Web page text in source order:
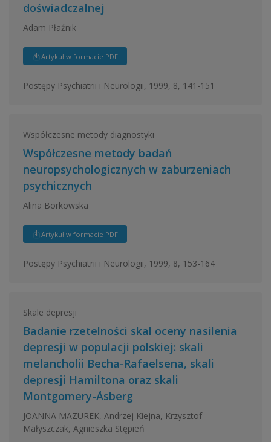
doświadczalnej
Adam Płaźnik
Artykuł w formacie PDF
Postępy Psychiatrii i Neurologii, 1999, 8, 141-151
Współczesne metody diagnostyki
Współczesne metody badań
neuropsychologicznych w zaburzeniach
psychicznych
Alina Borkowska
Artykuł w formacie PDF
Postępy Psychiatrii i Neurologii, 1999, 8, 153-164
Skale depresji
Badanie rzetelności skal oceny nasilenia
depresji w populacji polskiej: skali
melancholii Becha-Rafaelsena, skali
depresji Hamiltona oraz skali
Montgomery-Åsberg
JOANNA MAZUREK, Andrzej Kiejna, Krzysztof
Małyszczak, Agnieszka Stępień